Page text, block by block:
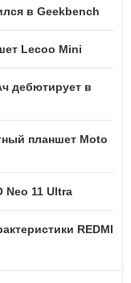
в Geekbench
Lecoo Mini
дебютирует в
планшет Moto
Neo 11 Ultra
REDMI